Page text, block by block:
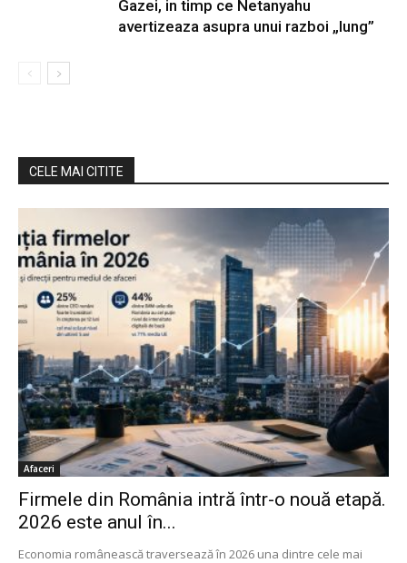
Gazei, in timp ce Netanyahu
avertizeaza asupra unui razboi „lung”
CELE MAI CITITE
Afaceri
Firmele din România intră într-o nouă etapă.
2026 este anul în...
Economia românească traversează în 2026 una dintre cele mai